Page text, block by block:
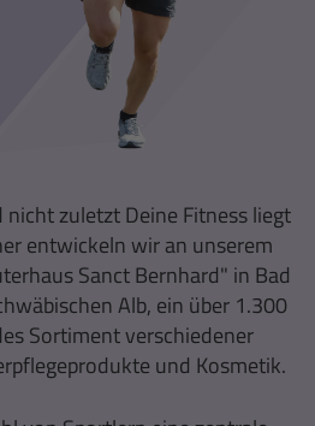
zuletzt Deine Fitness liegt
entwickeln wir an unserem
Sanct Bernhard" in Bad
Alb, ein über 1.300
Sortiment verschiedener
und Kosmetik.